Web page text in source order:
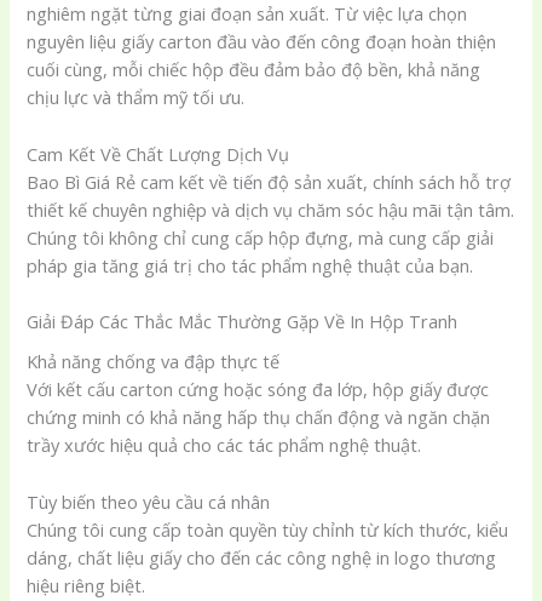
nghiêm ngặt từng giai đoạn sản xuất. Từ việc lựa chọn
nguyên liệu giấy carton đầu vào đến công đoạn hoàn thiện
cuối cùng, mỗi chiếc hộp đều đảm bảo độ bền, khả năng
chịu lực và thẩm mỹ tối ưu.
Cam Kết Về Chất Lượng Dịch Vụ
Bao Bì Giá Rẻ cam kết về tiến độ sản xuất, chính sách hỗ trợ
thiết kế chuyên nghiệp và dịch vụ chăm sóc hậu mãi tận tâm.
Chúng tôi không chỉ cung cấp hộp đựng, mà cung cấp giải
pháp gia tăng giá trị cho tác phẩm nghệ thuật của bạn.
Giải Đáp Các Thắc Mắc Thường Gặp Về In Hộp Tranh
Khả năng chống va đập thực tế
Với kết cấu carton cứng hoặc sóng đa lớp, hộp giấy được
chứng minh có khả năng hấp thụ chấn động và ngăn chặn
trầy xước hiệu quả cho các tác phẩm nghệ thuật.
Tùy biến theo yêu cầu cá nhân
Chúng tôi cung cấp toàn quyền tùy chỉnh từ kích thước, kiểu
dáng, chất liệu giấy cho đến các công nghệ in logo thương
hiệu riêng biệt.